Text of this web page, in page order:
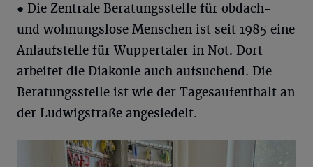
● Die Zentrale Beratungsstelle für obdach-
und wohnungslose Menschen ist seit 1985 eine
Anlaufstelle für Wuppertaler in Not. Dort
arbeitet die Diakonie auch aufsuchend. Die
Beratungsstelle ist wie der Tagesaufenthalt an
der Ludwigstraße angesiedelt.